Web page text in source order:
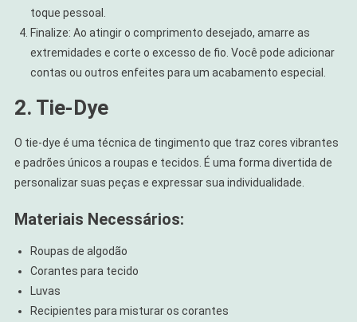
toque pessoal.
Finalize: Ao atingir o comprimento desejado, amarre as
extremidades e corte o excesso de fio. Você pode adicionar
contas ou outros enfeites para um acabamento especial.
2. Tie-Dye
O tie-dye é uma técnica de tingimento que traz cores vibrantes
e padrões únicos a roupas e tecidos. É uma forma divertida de
personalizar suas peças e expressar sua individualidade.
Materiais Necessários:
Roupas de algodão
Corantes para tecido
Luvas
Recipientes para misturar os corantes